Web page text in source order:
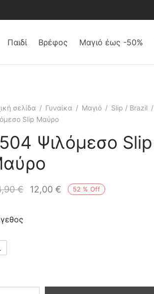
Παιδί Βρέφος Μαγιό έως -50%
σελίδα / Γυναίκα / Μαγιό / Slip / Brazil /
Slip Μαύρο
Ψιλόμεσο Slip
52 % Off
€ 12,00 €